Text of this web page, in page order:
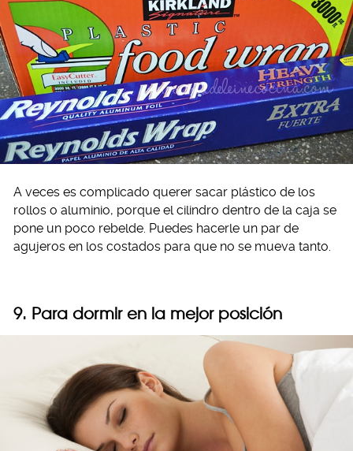
A veces es complicado querer sacar plástico de los
rollos o aluminio, porque el cilindro dentro de la caja se
pone un poco rebelde. Puedes hacerle un par de
agujeros en los costados para que no se mueva tanto.
9. Para dormir en la mejor posición